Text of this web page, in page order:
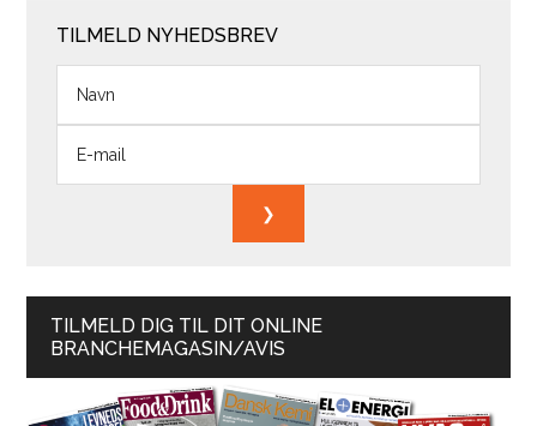
TILMELD NYHEDSBREV
TILMELD DIG TIL DIT ONLINE
BRANCHEMAGASIN/AVIS